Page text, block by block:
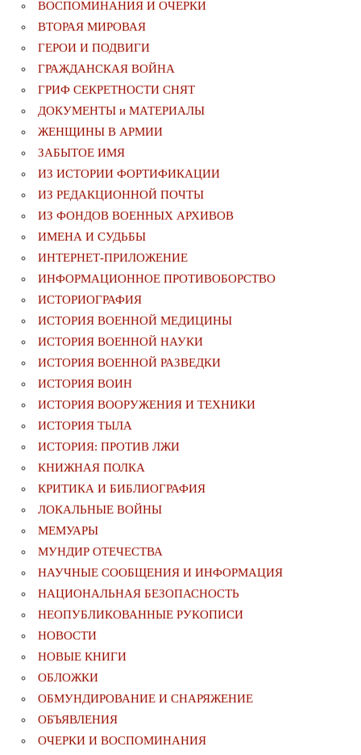
ВОСПОМИНАНИЯ И ОЧЕРКИ
ВТОРАЯ МИРОВАЯ
ГЕРОИ И ПОДВИГИ
ГРАЖДАНСКАЯ ВОЙНА
ГРИФ СЕКРЕТНОСТИ СНЯТ
ДОКУМЕНТЫ и МАТЕРИАЛЫ
ЖЕНЩИНЫ В АРМИИ
ЗАБЫТОЕ ИМЯ
ИЗ ИСТОРИИ ФОРТИФИКАЦИИ
ИЗ РЕДАКЦИОННОЙ ПОЧТЫ
ИЗ ФОНДОВ ВОЕННЫХ АРХИВОВ
ИМЕНА И СУДЬБЫ
ИНТЕРНЕТ-ПРИЛОЖЕНИЕ
ИНФОРМАЦИОННОЕ ПРОТИВОБОРСТВО
ИСТОРИОГРАФИЯ
ИСТОРИЯ ВОЕННОЙ МЕДИЦИНЫ
ИСТОРИЯ ВОЕННОЙ НАУКИ
ИСТОРИЯ ВОЕННОЙ РАЗВЕДКИ
ИСТОРИЯ ВОИН
ИСТОРИЯ ВООРУЖЕНИЯ И ТЕХНИКИ
ИСТОРИЯ ТЫЛА
ИСТОРИЯ: ПРОТИВ ЛЖИ
КНИЖНАЯ ПОЛКА
КРИТИКА И БИБЛИОГРАФИЯ
ЛОКАЛЬНЫЕ ВОЙНЫ
МЕМУАРЫ
МУНДИР ОТЕЧЕСТВА
НАУЧНЫЕ СООБЩЕНИЯ И ИНФОРМАЦИЯ
НАЦИОНАЛЬНАЯ БЕЗОПАСНОСТЬ
НЕОПУБЛИКОВАННЫЕ РУКОПИСИ
НОВОСТИ
НОВЫЕ КНИГИ
ОБЛОЖКИ
ОБМУНДИРОВАНИЕ И СНАРЯЖЕНИЕ
ОБЪЯВЛЕНИЯ
ОЧЕРКИ И ВОСПОМИНАНИЯ